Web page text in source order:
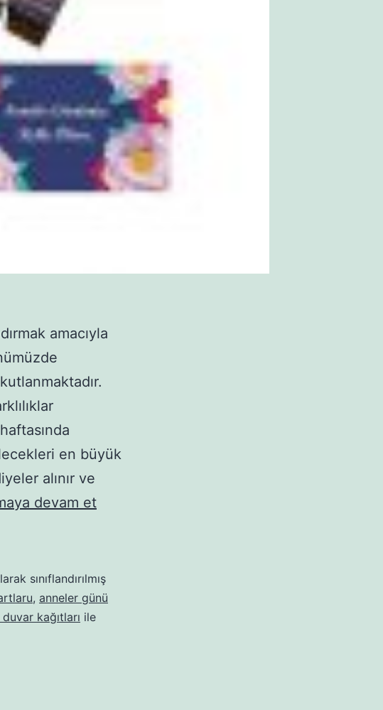
amacıyla
en büyük
alınır ve
devam etAnneler
Resimli
sınıflandırılmış
, anneler günü
kağıtları ile